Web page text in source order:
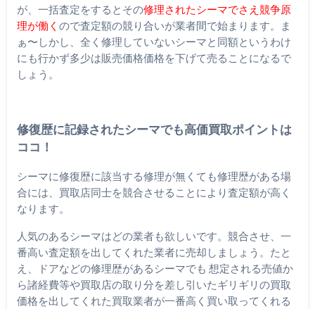
が、一括査定をするとその修理されたシーマでさえ競争原
理が働く ので査定額の競り合いが業者間で始まります。ま
ぁ〜しかし、全く修理していないシーマと同額というわけ
にも行かず多少は販売価格価格を下げて売ることになるで
しょう。
修復歴に記録されたシーマでも高価買取ポイントは
ココ！
シーマに修復歴に該当する修理が無くても修理歴がある場
合には、買取店同士を競合させることにより査定額が高く
なります。
人気のあるシーマはどの業者も欲しいです。競合させ、一
番高い査定額を出してくれた業者に売却しましょう。たと
え、ドアなどの修理歴があるシーマでも 想定される売値か
ら諸経費等や買取店の取り分を差し引いたギリギリの買取
価格を出してくれた買取業者が一番高く買い取ってくれる